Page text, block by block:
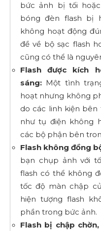
bức ảnh bị tối
bóng đèn flash bị
không hoạt động
đề về bộ sạc flash
cũng có thể là
Flash được kích
sáng: Một tình
hoạt nhưng không
do các linh kiện bên
như tụ điện không
các bộ phận bên
Flash không đồng
bạn chụp ảnh với
flash có thể không
tốc độ màn chập
hiện tượng flash
phần trong bức ảnh.
Flash bị chập